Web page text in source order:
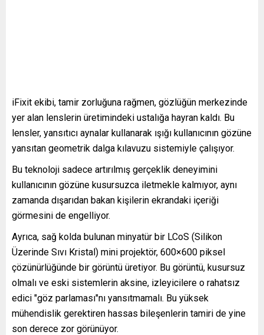
iFixit ekibi, tamir zorluğuna rağmen, gözlüğün merkezinde
yer alan lenslerin üretimindeki ustalığa hayran kaldı. Bu
lensler, yansıtıcı aynalar kullanarak ışığı kullanıcının gözüne
yansıtan geometrik dalga kılavuzu sistemiyle çalışıyor.
Bu teknoloji sadece artırılmış gerçeklik deneyimini
kullanıcının gözüne kusursuzca iletmekle kalmıyor, aynı
zamanda dışarıdan bakan kişilerin ekrandaki içeriği
görmesini de engelliyor.
Ayrıca, sağ kolda bulunan minyatür bir LCoS (Silikon
Üzerinde Sıvı Kristal) mini projektör, 600×600 piksel
çözünürlüğünde bir görüntü üretiyor. Bu görüntü, kusursuz
olmalı ve eski sistemlerin aksine, izleyicilere o rahatsız
edici "göz parlaması"nı yansıtmamalı. Bu yüksek
mühendislik gerektiren hassas bileşenlerin tamiri de yine
son derece zor görünüyor.